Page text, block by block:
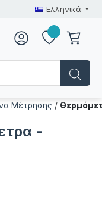
Ελληνικά
Μέτρησης /
-